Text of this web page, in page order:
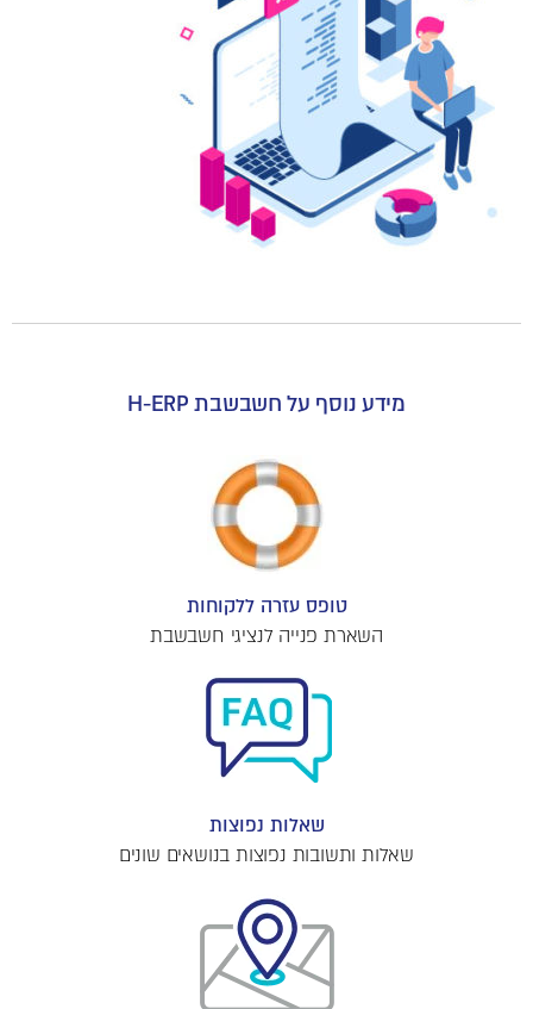
מידע נוסף על חשבשבת H-ERP
טופס עזרה ללקוחות
השארת פנייה לנציגי חשבשבת
שאלות נפוצות
שאלות ותשובות נפוצות בנושאים שונים